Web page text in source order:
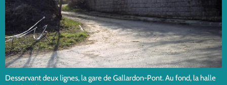
Desservant deux lignes, la gare de Gallardon-Pont. Au fond, la halle